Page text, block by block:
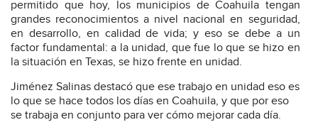
permitido que hoy, los municipios de Coahuila tengan
grandes reconocimientos a nivel nacional en seguridad,
en desarrollo, en calidad de vida; y eso se debe a un
factor fundamental: a la unidad, que fue lo que se hizo en
la situación en Texas, se hizo frente en unidad.
Jiménez Salinas destacó que ese trabajo en unidad eso es
lo que se hace todos los días en Coahuila, y que por eso
se trabaja en conjunto para ver cómo mejorar cada día.